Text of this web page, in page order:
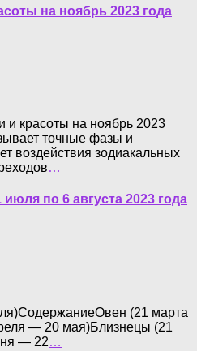
на ноябрь 2023 года
и красоты на ноябрь 2023
точные фазы и
воздействия зодиакальных
…
по 6 августа 2023 года
(21 марта
— 20 мая)Близнецы (21
— 22…